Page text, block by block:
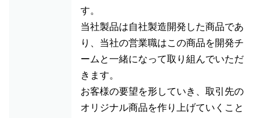
す。
当社製品は自社製造開発した商品であ
り、当社の営業職はこの商品を開発チ
ームと一緒になって取り組んでいただ
きます。
お客様の要望を形していき、取引先の
オリジナル商品を作り上げていくこと